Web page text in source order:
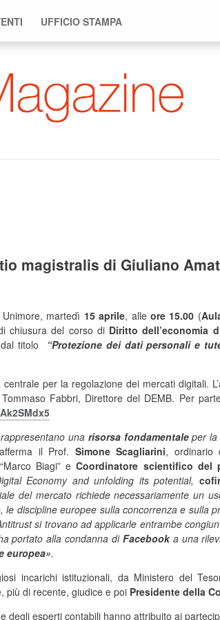
UFFICIO STAMPA
magistralis di Giuliano
martedì 15 aprile, alle ore 15.00 (
chiusura del corso di Diritto dell’economia
titolo
“Protezione dei dati personali e
per la regolazione dei mercati digitali.
Fabbri, Direttore del DEMB. Per
una risorsa fondamentaleper la
afferma il Prof. Simone Scagliarini, ordinario
Biagi” eCoordinatore scientifico del
Economy and unfolding its potential,
del mercato richiede necessariamente un
discipline europee sulla concorrenza e sulla
si trovano ad applicarle entrambe
portato alla condanna di Facebooka una
europea».
incarichi istituzionali, da Ministero del
più di recente, giudice e poi Presidente della
degli esperti contabili hanno attribuito ai